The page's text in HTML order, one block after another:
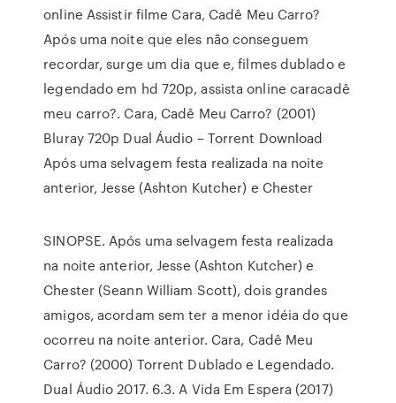
online Assistir filme Cara, Cadê Meu Carro?
Após uma noite que eles não conseguem
recordar, surge um dia que e, filmes dublado e
legendado em hd 720p, assista online caracadê
meu carro?. Cara, Cadê Meu Carro? (2001)
Bluray 720p Dual Áudio – Torrent Download
Após uma selvagem festa realizada na noite
anterior, Jesse (Ashton Kutcher) e Chester
SINOPSE. Após uma selvagem festa realizada
na noite anterior, Jesse (Ashton Kutcher) e
Chester (Seann William Scott), dois grandes
amigos, acordam sem ter a menor idéia do que
ocorreu na noite anterior. Cara, Cadê Meu
Carro? (2000) Torrent Dublado e Legendado.
Dual Áudio 2017. 6.3. A Vida Em Espera (2017)